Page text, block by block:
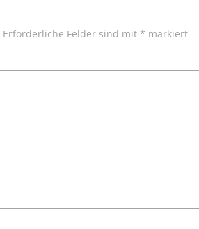
Erforderliche Felder sind mit * markiert